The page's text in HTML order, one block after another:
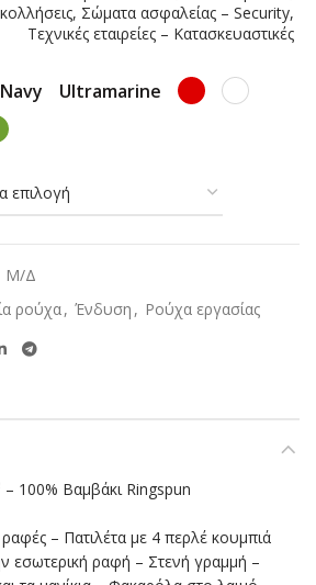
Σώματα ασφαλείας – Security,
Τεχνικές εταιρείες – Κατασκευαστικές
Ultramarine
Μ/Δ
ρούχα, Ένδυση , Ρούχα εργασίας
– 100% Βαμβάκι Ringspun
ραφές – Πατιλέτα με 4 περλέ κουμπιά
εσωτερική ραφή – Στενή γραμμή –